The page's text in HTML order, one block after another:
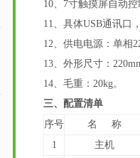
10、7寸触摸屏自动
11、具体USB通讯口
12、供电电源：单相
13、外形尺寸：
14、毛重：20kg。
三、 配置清单
序号
名 称
1
主机